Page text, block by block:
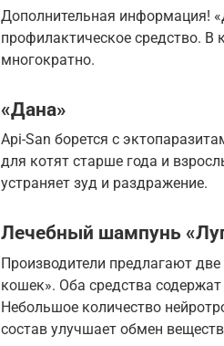
Дополнительная информация!
профилактическое средство. В
многократно.
«Дана»
Api-San борется с
для котят старше года и
устраняет зуд и раздражение.
Лечебный шампунь
Производители предлагают
кошек». Оба средства
Небольшое количество
состав улучшает обмен